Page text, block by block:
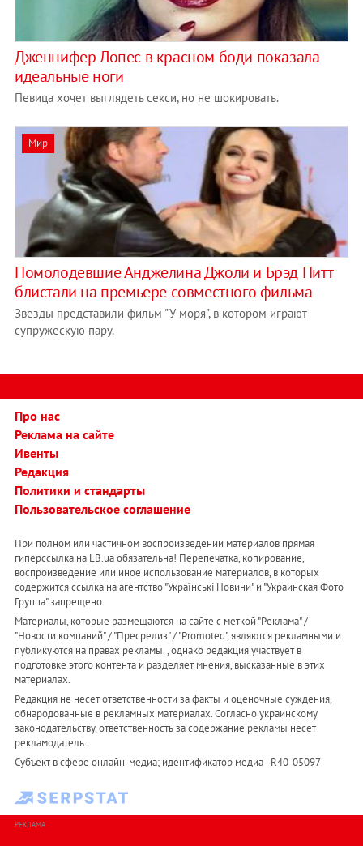
Дженнифер Лопес в красном боди показала
идеальные ноги
Певица хочет выглядеть секси, но не шокировать.
Мир
Помолодевшие Анджелина Джоли и Брэд Питт
блистали на премьере совместного фильма
Звезды представили фильм "У моря", в котором играют
супружескую пару.
Про нас
Реклама на сайте
Ивенты
Редакция
Политики и стандарты
Пользовательское соглашение
При полном или частичном воспроизведении материалов прямая
гиперссылка на LB.ua обязательна! Перепечатка, копирование,
воспроизведение или иное использование материалов, в которых
содержится ссылка на агентство "Українськi Новини" и "Украинская Фото
Группа" запрещено.
Материалы, которые размещаются на сайте с меткой "Реклама" /
"Новости компаний" / "Пресрелиз" / "Promoted", являются рекламными и
публикуются на правах рекламы. , однако редакция участвует в
подготовке этого контента и разделяет мнения, высказанные в этих
материалах.
Редакция не несет ответственности за факты и оценочные суждения,
обнародованные в рекламных материалах. Согласно украинскому
законодательству, ответственность за содержание рекламы несет
рекламодатель.
Субъект в сфере онлайн-медиа; идентификатор медиа - R40-05097
РЕКЛАМА